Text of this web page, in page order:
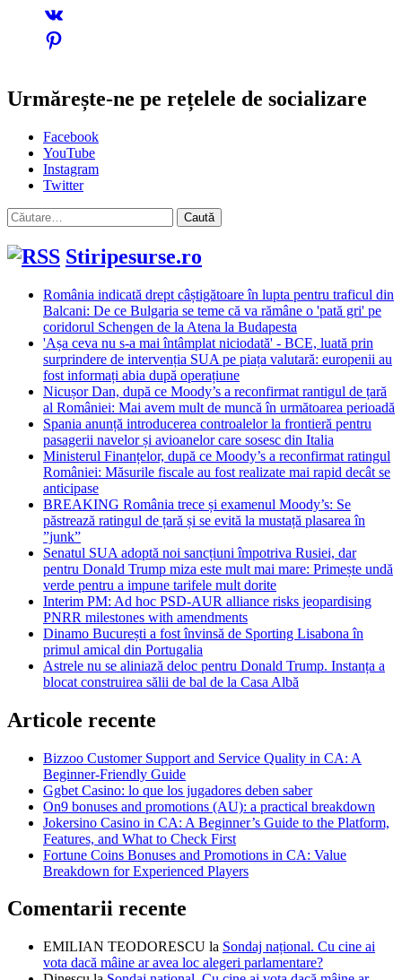
Urmărește-ne pe rețelele de socializare
Facebook
YouTube
Instagram
Twitter
Caută
după:
Stiripesurse.ro
România indicată drept câștigătoare în lupta pentru traficul din
Balcani: De ce Bulgaria se teme că va rămâne o 'pată gri' pe
coridorul Schengen de la Atena la Budapesta
'Așa ceva nu s-a mai întâmplat niciodată' - BCE, luată prin
surprindere de intervenția SUA pe piața valutară: europenii au
fost informați abia după operațiune
Nicușor Dan, după ce Moody’s a reconfirmat rantigul de țară
al României: Mai avem mult de muncă în următoarea perioadă
Spania anunță introducerea controalelor la frontieră pentru
pasagerii navelor și avioanelor care sosesc din Italia
Ministerul Finanțelor, după ce Moody’s a reconfirmat ratingul
României: Măsurile fiscale au fost realizate mai rapid decât se
anticipase
BREAKING România trece și examenul Moody’s: Se
păstrează ratingul de țară și se evită la mustață plasarea în
”junk”
Senatul SUA adoptă noi sancțiuni împotriva Rusiei, dar
pentru Donald Trump miza este mult mai mare: Primește undă
verde pentru a impune tarifele mult dorite
Interim PM: Ad hoc PSD-AUR alliance risks jeopardising
PNRR milestones with amendments
Dinamo București a fost învinsă de Sporting Lisabona în
primul amical din Portugalia
Astrele nu se aliniază deloc pentru Donald Trump. Instanța a
blocat construirea sălii de bal de la Casa Albă
Articole recente
Bizzoo Customer Support and Service Quality in CA: A
Beginner-Friendly Guide
Ggbet Casino: lo que los jugadores deben saber
On9 bonuses and promotions (AU): a practical breakdown
Jokersino Casino in CA: A Beginner’s Guide to the Platform,
Features, and What to Check First
Fortune Coins Bonuses and Promotions in CA: Value
Breakdown for Experienced Players
Comentarii recente
EMILIAN TEODORESCU la Sondaj național. Cu cine ai
vota dacă mâine ar avea loc alegeri parlamentare?